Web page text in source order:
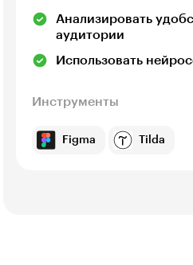
Анализировать
аудитории
Использовать
Инструменты
Figma Tilda